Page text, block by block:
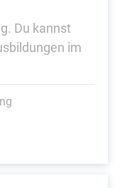
Du kannst
im